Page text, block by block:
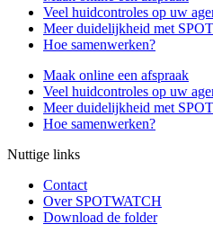
Veel huidcontroles op uw
Meer duidelijkheid met
Hoe samenwerken?
Maak online een afspraak
Veel huidcontroles op uw
Meer duidelijkheid met
Hoe samenwerken?
Nuttige links
Contact
Over SPOTWATCH
Download de folder